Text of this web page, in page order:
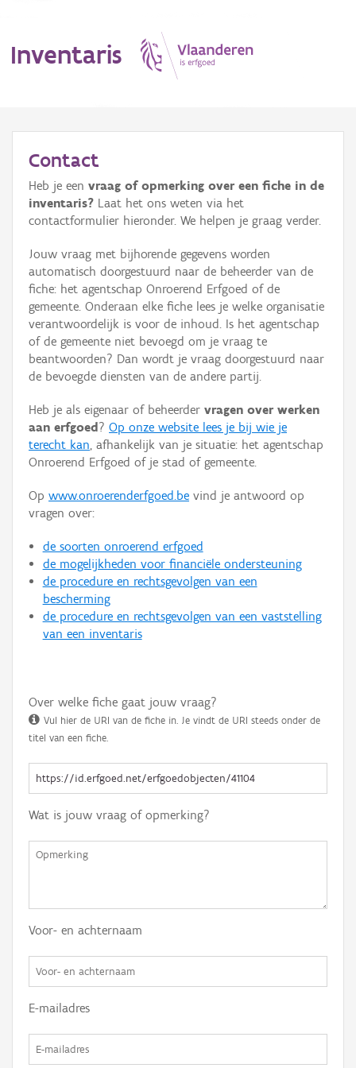
Inventaris
Erfgoedobject
Aanduidingsobject
Waarneming
Thema
Gebeurtenis
Persoon of collectief
Hergebruik
Aanmelden
Contact
Heb je een vraag of opmerking over een fiche in de
inventaris? Laat het ons weten via het
contactformulier hieronder. We helpen je graag verder.
Jouw vraag met bijhorende gegevens worden
automatisch doorgestuurd naar de beheerder van de
fiche: het agentschap Onroerend Erfgoed of de
gemeente. Onderaan elke fiche lees je welke organisatie
verantwoordelijk is voor de inhoud. Is het agentschap
of de gemeente niet bevoegd om je vraag te
beantwoorden? Dan wordt je vraag doorgestuurd naar
de bevoegde diensten van de andere partij.
Heb je als eigenaar of beheerder vragen over werken
aan erfgoed ? Op onze website lees je bij wie je
terecht kan, afhankelijk van je situatie: het agentschap
Onroerend Erfgoed of je stad of gemeente.
Op www.onroerenderfgoed.be vind je antwoord op
vragen over:
de soorten onroerend erfgoed
de mogelijkheden voor financiële ondersteuning
de procedure en rechtsgevolgen van een
bescherming
de procedure en rechtsgevolgen van een vaststelling
van een inventaris
Over welke fiche gaat jouw vraag?
Vul hier de URI van de fiche in. Je vindt de URI steeds onder de
titel van een fiche.
Wat is jouw vraag of opmerking?
Voor- en achternaam
E-mailadres